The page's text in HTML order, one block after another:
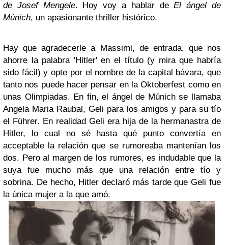
de Josef Mengele. Hoy voy a hablar deEl ángel de
Múnich, un apasionante thriller histórico.
Hay que agradecerle a Massimi, de entrada, que nos
ahorre la palabra 'Hitler' en el título (y mira que habría
sido fácil) y opte por el nombre de la capital bávara, que
tanto nos puede hacer pensar en la Oktoberfest como en
unas Olimpiadas. En fin, el ángel de Múnich se llamaba
Angela Maria Raubal, Geli para los amigos y para su tío
el Führer. En realidad Geli era hija de la hermanastra de
Hitler, lo cual no sé hasta qué punto convertía en
acceptable la relación que se rumoreaba mantenían los
dos. Pero al margen de los rumores, es indudable que la
suya fue mucho más que una relación entre tío y
sobrina. De hecho, Hitler declaró más tarde que Geli fue
la única mujer a la que amó.